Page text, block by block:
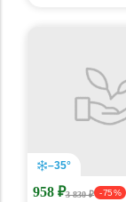
–35°
958 ₽3 830 ₽ - 75 %